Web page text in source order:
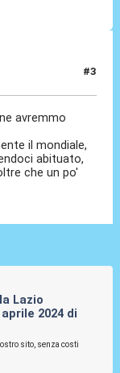
#3
avremmo
il mondiale,
abituato,
che un po'
Lazio
2024 di
sito, senza costi